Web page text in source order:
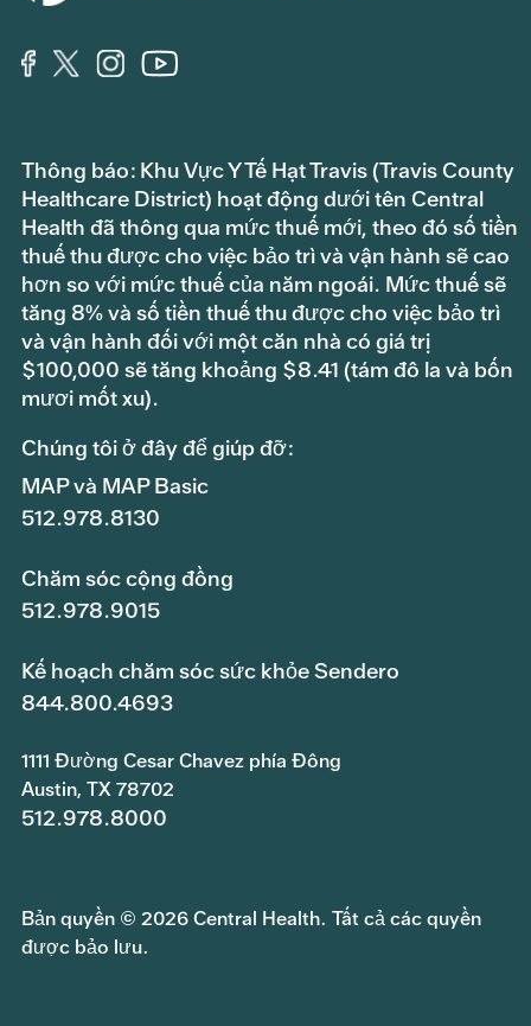
Thông báo: Khu Vực Y Tế Hạt Travis (Travis County
Healthcare District) hoạt động dưới tên Central
Health đã thông qua mức thuế mới, theo đó số tiền
thuế thu được cho việc bảo trì và vận hành sẽ cao
hơn so với mức thuế của năm ngoái. Mức thuế sẽ
tăng 8% và số tiền thuế thu được cho việc bảo trì
và vận hành đối với một căn nhà có giá trị
$100,000 sẽ tăng khoảng $8.41 (tám đô la và bốn
mươi mốt xu).
Chúng tôi ở đây để giúp đỡ:
MAP và MAP Basic
512.978.8130
Chăm sóc cộng đồng
512.978.9015
Kế hoạch chăm sóc sức khỏe Sendero
844.800.4693
1111 Đường Cesar Chavez phía Đông
Austin, TX 78702
512.978.8000
Bản quyền © 2026 Central Health. Tất cả các quyền
được bảo lưu.